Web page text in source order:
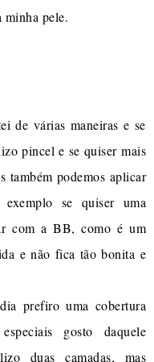
minha pele.
de várias maneiras e se
pincel e se quiser mais
também podemos aplicar
se quiser uma
com a BB, como é um
e não fica tão bonita e
prefiro uma cobertura
gosto daquele
duas camadas, mas